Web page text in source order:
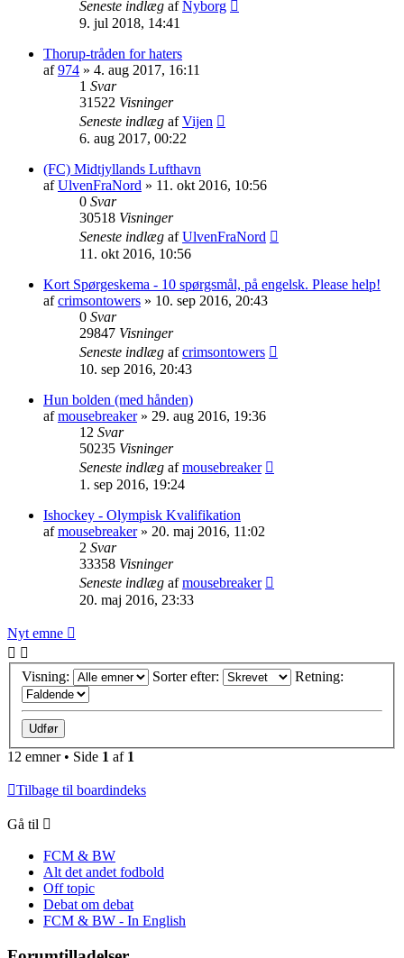
Seneste indlæg afNyborg
9. jul 2018, 14:41
Thorup-tråden for haters
af974 » 4. aug 2017, 16:11
1 Svar
31522 Visninger
Seneste indlæg afVijen
6. aug 2017, 00:22
(FC) Midtjyllands Lufthavn
afUlvenFraNord » 11. okt 2016, 10:56
0 Svar
30518 Visninger
Seneste indlæg afUlvenFraNord
11. okt 2016, 10:56
Kort Spørgeskema - 10 spørgsmål, på engelsk. Please help!
afcrimsontowers » 10. sep 2016, 20:43
0 Svar
29847 Visninger
Seneste indlæg afcrimsontowers
10. sep 2016, 20:43
Hun bolden (med hånden)
afmousebreaker» 29. aug 2016, 19:36
12 Svar
50235 Visninger
Seneste indlæg afmousebreaker
1. sep 2016, 19:24
Ishockey - Olympisk Kvalifikation
afmousebreaker» 20. maj 2016, 11:02
2 Svar
33358 Visninger
Seneste indlæg afmousebreaker
20. maj 2016, 23:33
Nyt emne
Visning: Sorter efter: Retning:
12 emner • Side 1 af 1
Tilbage til boardindeks
Gå til
FCM & BW
Alt det andet fodbold
Off topic
Debat om debat
FCM & BW - In English